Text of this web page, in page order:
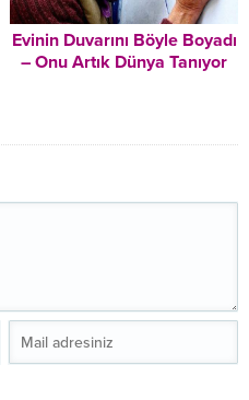
Evinin Duvarını Böyle Boyadı
– Onu Artık Dünya Tanıyor